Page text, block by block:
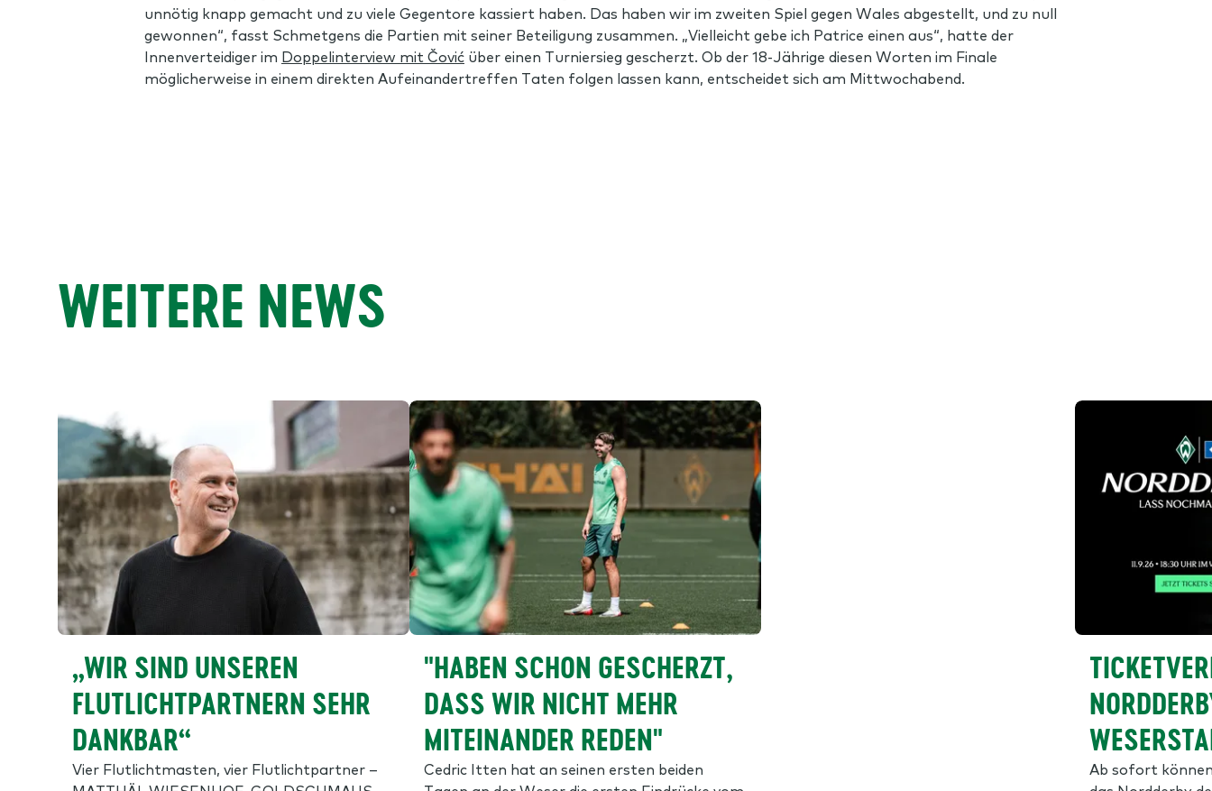
unnötig knapp gemacht und zu viele Gegentore kassiert haben. Das haben wir im zweiten Spiel gegen Wales abgestellt, und zu null
gewonnen“, fasst Schmetgens die Partien mit seiner Beteiligung zusammen. „Vielleicht gebe ich Patrice einen aus“, hatte der
Innenverteidiger im Doppelinterview mit Čović über einen Turniersieg gescherzt. Ob der 18-Jährige diesen Worten im Finale
möglicherweise in einem direkten Aufeinandertreffen Taten folgen lassen kann, entscheidet sich am Mittwochabend.
WEITERE NEWS
„WIR SIND UNSEREN
FLUTLICHTPARTNERN SEHR
DANKBAR“
Vier Flutlichtmasten, vier Flutlichtpartner –
"HABEN SCHON GESCHERZT,
DASS WIR NICHT MEHR
MITEINANDER REDEN"
Cedric Itten hat an seinen ersten beiden
Ab sofort